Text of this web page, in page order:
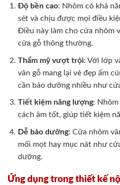
Độ bền cao: Nhôm có khả
sét và chịu được mọi điều
Điều này làm cho cửa nhôm
cửa gỗ thông thường.
Thẩm mỹ vượt trội: Với lớp
vân gỗ mang lại vẻ đẹp ấm
cần bảo dưỡng nhiều như
Tiết kiệm năng lượng: Nhôm
cách âm tốt, giúp tiết kiệm
Dễ bảo dưỡng: Cửa nhôm
mối mọt hay mục nát như
dưỡng.
Ứng dụng trong thiết kế